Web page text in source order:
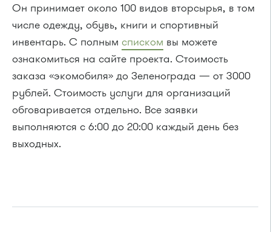
Он принимает около 100 видов вторсырья, в том
числе одежду, обувь, книги и спортивный
инвентарь. С полным списком вы можете
ознакомиться на сайте проекта. Стоимость
заказа «экомобиля» до Зеленограда — от 3000
рублей. Стоимость услуги для организаций
обговаривается отдельно. Все заявки
выполняются с 6:00 до 20:00 каждый день без
выходных.